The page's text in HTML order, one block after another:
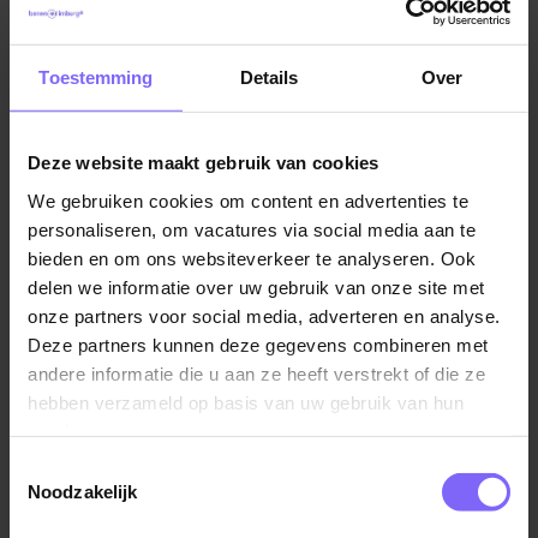
Toestemming Details Over
Deze website maakt gebruik van cookies
We gebruiken cookies om content en advertenties te
personaliseren, om vacatures via social media aan te
bieden en om ons websiteverkeer te analyseren. Ook
delen we informatie over uw gebruik van onze site met
onze partners voor social media, adverteren en analyse.
Deze partners kunnen deze gegevens combineren met
andere informatie die u aan ze heeft verstrekt of die ze
hebben verzameld op basis van uw gebruik van hun
Noodzakelijk
mogelijkheden, neemt initiatief en werkt graag samen
beschik je over een diploma Verzorgende IG;
werk je graag in een multidisciplinair team;
ben je bereid wisselende diensten te werken,
inclusief nachtdiensten;
durf je verantwoordelijkheid te nemen;
haal je voldoening uit het begeleiden van cliënten
richting herstel en een veilige terugkeer naar huis.
Daarom kies je voor Envida
Bij Envida geloven we dat goede zorg begint bij
betrokken medewerkers. Daarom krijg je de ruimte
Vergelijkbare vacatures
Verzorgende IG - Geriatrische
Revalidatie Zorg
Zuyderland
Geleen
Verzorgende C of IG KSW vaste